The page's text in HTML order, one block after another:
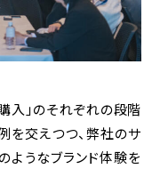
購入」のそれぞれの段階
を交えつつ、弊社のサ
ようなブランド体験を